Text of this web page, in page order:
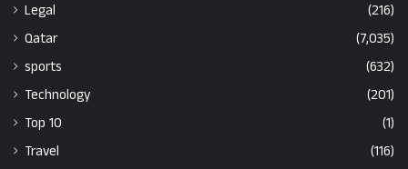
Legal
(216)
Qatar
(7,035)
sports
(632)
Technology
(201)
Top 10
(1)
Travel
(116)